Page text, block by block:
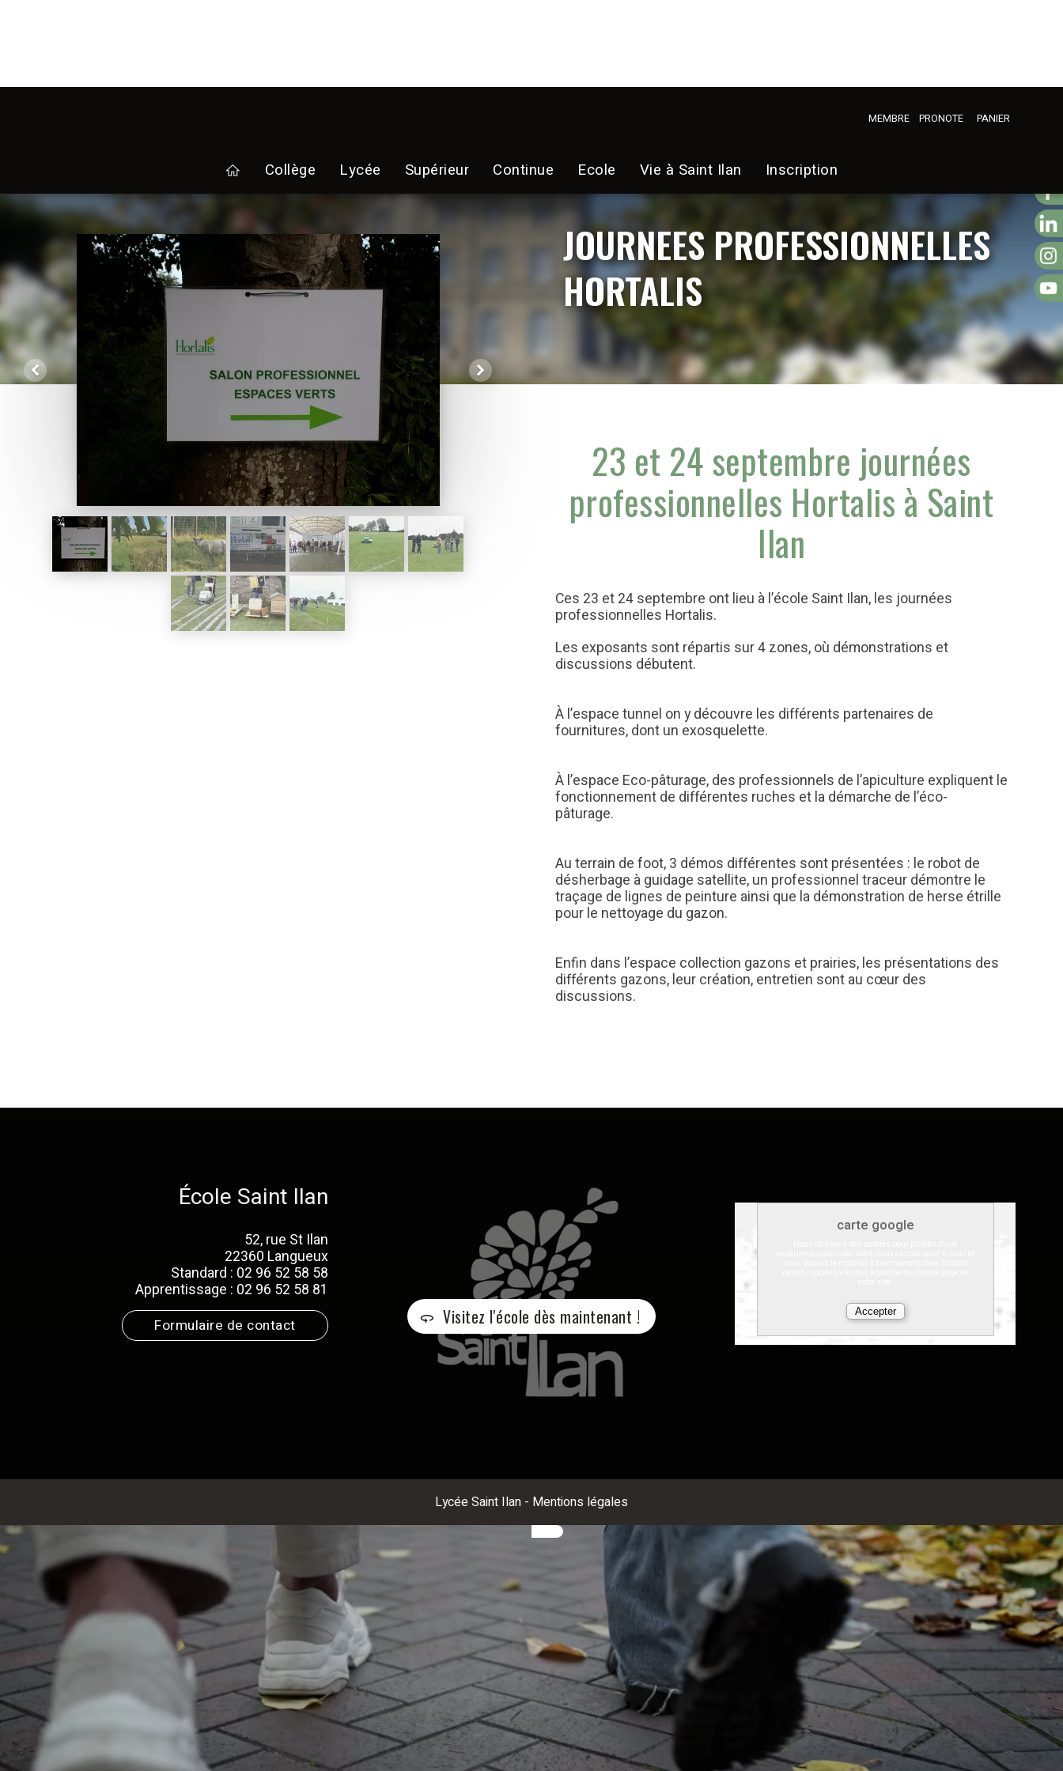
MEMBRE PRONOTE PANIER
home Collège Lycée Supérieur Continue Ecole Vie à Saint Ilan Inscription
JOURNEES PROFESSIONNELLES
HORTALIS
23 et 24 septembre journées
professionnelles Hortalis à Saint
Ilan
Ces 23 et 24 septembre ont lieu à l’école Saint Ilan, les journées
professionnelles Hortalis.
Les exposants sont répartis sur 4 zones, où démonstrations et
discussions débutent.
À l’espace tunnel on y découvre les différents partenaires de
fournitures, dont un exosquelette.
À l’espace Eco-pâturage, des professionnels de l’apiculture expliquent le
fonctionnement de différentes ruches et la démarche de l’éco-
pâturage.
Au terrain de foot, 3 démos différentes sont présentées : le robot de
désherbage à guidage satellite, un professionnel traceur démontre le
traçage de lignes de peinture ainsi que la démonstration de herse étrille
pour le nettoyage du gazon.
Enfin dans l’espace collection gazons et prairies, les présentations des
différents gazons, leur création, entretien sont au cœur des
discussions.
École Saint Ilan
52, rue St Ilan
22360 Langueux
Standard : 02 96 52 58 58
Apprentissage : 02 96 52 58 81
Formulaire de contact
carte google
Visitez l'école dès maintenant !
Lycée Saint Ilan - Mentions légales